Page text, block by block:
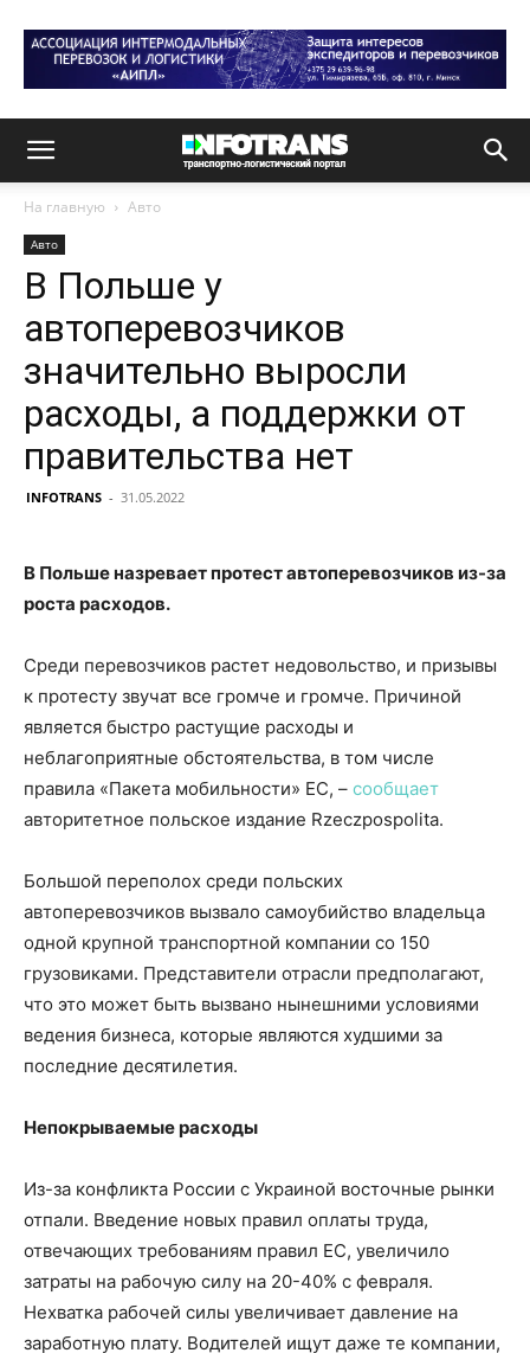
На главную Авто
Авто
В Польше у
автоперевозчиков
значительно выросли
расходы, а поддержки от
правительства нет
INFOTRANS - 31.05.2022
В Польше назревает протест автоперевозчиков из-за
роста расходов.
Среди перевозчиков растет недовольство, и призывы
к протесту звучат все громче и громче. Причиной
является быстро растущие расходы и
неблагоприятные обстоятельства, в том числе
правила «Пакета мобильности» ЕС, – сообщает
авторитетное польское издание Rzeczpospolita.
Большой переполох среди польских
автоперевозчиков вызвало самоубийство владельца
одной крупной транспортной компании со 150
грузовиками. Представители отрасли предполагают,
что это может быть вызвано нынешними условиями
ведения бизнеса, которые являются худшими за
последние десятилетия.
Непокрываемые расходы
Из-за конфликта России с Украиной восточные рынки
отпали. Введение новых правил оплаты труда,
отвечающих требованиям правил ЕС, увеличило
затраты на рабочую силу на 20-40% с февраля.
Нехватка рабочей силы увеличивает давление на
заработную плату. Водителей ищут даже те компании,